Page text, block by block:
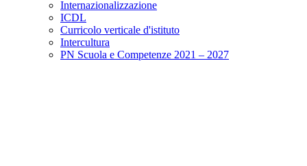
Internazionalizzazione
ICDL
Curricolo verticale d'istituto
Intercultura
PN Scuola e Competenze 2021 – 2027